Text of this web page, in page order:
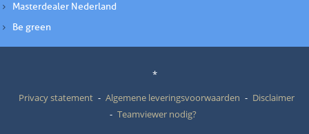
Masterdealer Nederland
Be green
*
Privacy statement
Algemene leveringsvoorwaarden
Disclaimer
Teamviewer nodig?